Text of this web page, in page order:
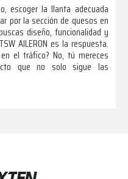
escoger la llanta adecuada
por la sección de quesos en
diseño, funcionalidad y
AILERON es la respuesta.
el tráfico? No, tú mereces
que no solo sigue las